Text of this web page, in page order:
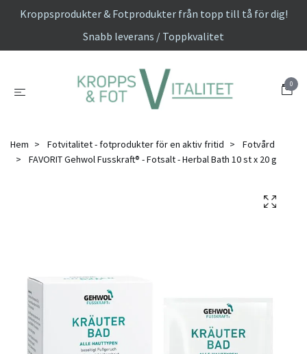
Kroppsprodukter & Fotprodukter från topp till tå för dig!
Snabb leverans / Toppkvalitet
0
Hem Fotvitalitet - fotprodukter för en aktiv fritid
Fotvård
FAVORIT Gehwol Fusskraft® - Fotsalt - Herbal Bath 10 st x 20 g